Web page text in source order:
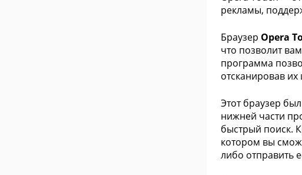
рекламы,
Браузер Opera
что позволит
программа
отсканировав
Этот браузер
нижней части
быстрый поиск.
котором вы
либо отправить